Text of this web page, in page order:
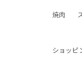
焼肉
ショッピ